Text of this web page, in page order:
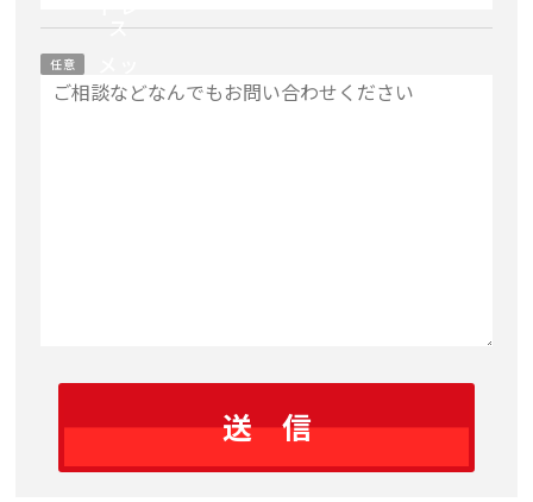
ス
任意
セー
ジ